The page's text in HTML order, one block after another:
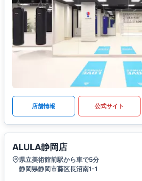
店舗情報 公式サイト
ALULA静岡店
県立美術館前駅から車で5分
静岡県静岡市葵区長沼南1-1